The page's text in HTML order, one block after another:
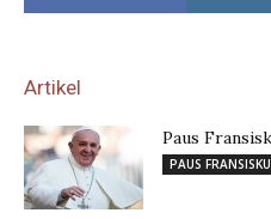
Artikel
Paus
PAUS